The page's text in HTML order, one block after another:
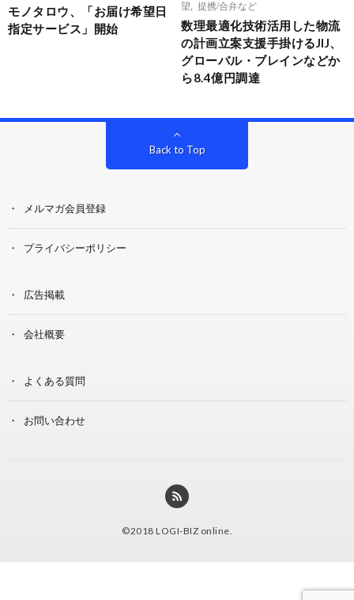
モノタロウ、「お届け希望日
指定サービス」開始
望
提携/合弁など
数理最適化技術活用した物流
の計画立案支援手掛けるJIJ、
グローバル・ブレインなどか
ら8.4億円調達
Back to Top
メルマガ会員登録
プライバシーポリシー
広告掲載
会社概要
よくある質問
お問い合わせ
©2018 LOGI-BIZ online.